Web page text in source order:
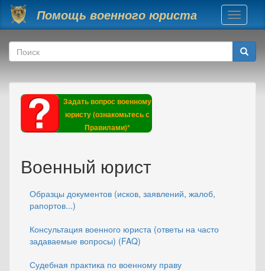
Перейти к основному содержанию
Помощь военного юриста
Toggle
Форма поиска
Поиск
Задать вопрос военному
юристу (ознакомьтесь с
Правилами)*
Военный юрист
Образцы документов (исков, заявлений, жалоб,
рапортов...)
Консультация военного юриста (ответы на часто
задаваемые вопросы) (FAQ)
Судебная практика по военному праву